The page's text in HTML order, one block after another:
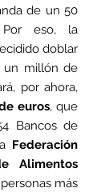
de un 50
doblar
un millón de
euros, que
Bancos de
Federación
Alimentos
más